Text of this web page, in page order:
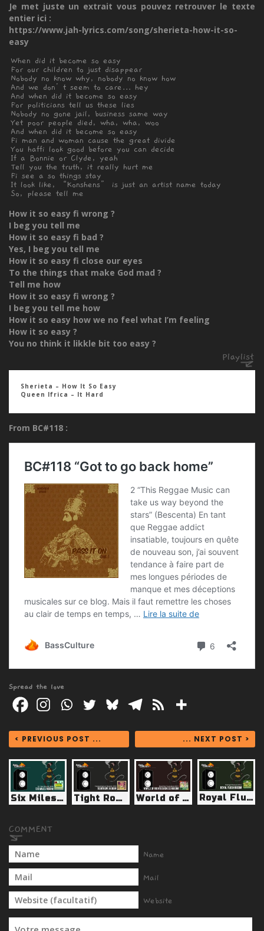
Je met juste un extrait vous pouvez retrouver le texte
entier ici :
https://www.jah-lyrics.com/song/sherieta-how-it-so-
easy
When did it become so easy
For our children to just disappear
Nobody no know why, nobody no know how
And we don’t seem to care... hey
And when did it become so easy
For politicians tell us these lies
Nobody no gone jail, business same way
Yet poor people died, wha, wha, woo
And when did it become so easy
Fi man and woman cause the great divide
You haffi look good before you can decide
If a Bonnie or Clyde, yeah
Tell you the truth, it really hurt me
Fi see a so things stay
It look like, “Konshens” is just an artist name today
So, please tell me
How it so easy fi wrong ?
I beg you tell me
How it so easy fi bad ?
Yes, I beg you tell me
How it so easy fi close our eyes
To the things that make God mad ?
Tell me how
How it so easy fi wrong ?
I beg you tell me how
How it so easy how we no feel what I’m feeling
How it so easy ?
You no think it likkle bit too easy ?
Sherieta – How It So Easy
Queen Ifrica – It Hard
From BC#118 :
Spread the love
< PREVIOUS POST ... ... NEXT POST >
Six Miles Riddim (DJ Frass Records 2021) Tight Rope Riddim (Conquering Lion 2015) World of Righteousness Riddim (Black Star Foundation 2017) Royal Flush Riddim (Madrigal Musique 2012)
Name
Mail
Website